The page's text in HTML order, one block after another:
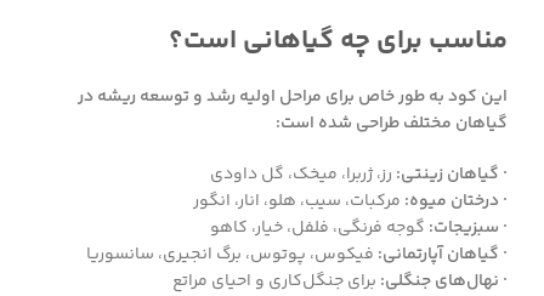
مناسب برای چه گیاهانی است؟
این کود به طور خاص برای مراحل اولیه رشد و توسعه ریشه در
گیاهان مختلف طراحی شده است:
· گیاهان زینتی: رز، ژربرا، میخک، گل داودی
· درختان میوه: مرکبات، سیب، هلو، انار، انگور
· سبزیجات: گوجه فرنگی، فلفل، خیار، کاهو
· گیاهان آپارتمانی: فیکوس، پوتوس، برگ انجیری، سانسوریا
· نهال‌های جنگلی: برای جنگل‌کاری و احیای مراتع